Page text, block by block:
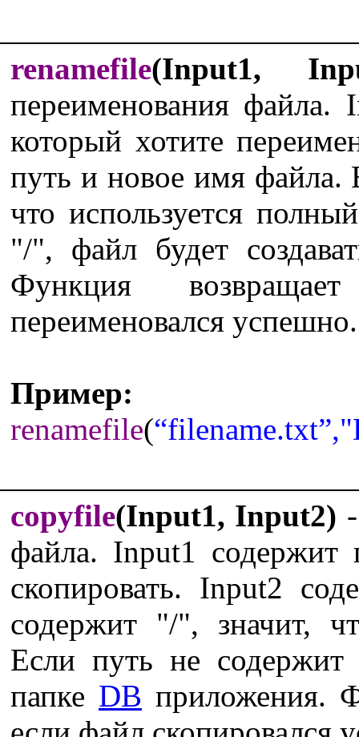
renamefile(Input1,
переименования файла.
который хотите
путь и новое имя файла.
что используется
"/", файл будет
Функция
переименовался успешно.
Пример:
renamefile(
copyfile(Input1, Input2)
файла. Input1 содержит
скопировать. Input2
содержит "/", значит,
Если путь не содержит
папке DB приложения.